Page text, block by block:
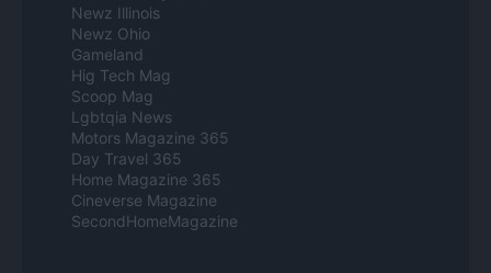
Newz Illinois
Newz Ohio
Gameland
Hig Tech Mag
Scoop Mag
Lgbtqia News
Motors Magazine 365
Day Travel 365
Home Magazine 365
Cineverse Magazine
SecondHomeMagazine